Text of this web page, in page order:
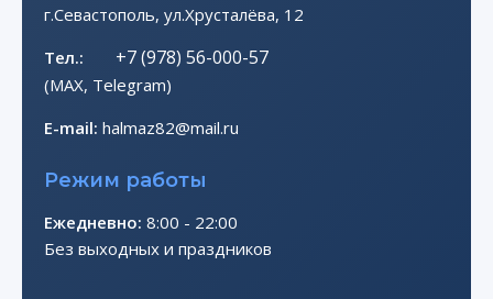
г.Севастополь, ул.Хрусталёва, 12
Тел.:
+7 (978) 56-000-57
(MAX, Telegram)
E-mail: halmaz82@mail.ru
Режим работы
Ежедневно: 8:00 - 22:00
Без выходных и праздников